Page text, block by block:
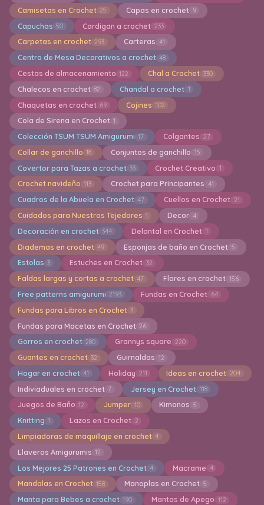
Camisetas en Crochet 25 Capas en crochet 9
Capuchas 50 Cardigan a crochet 233
Carpetas en crochet 293 Carteras 41
Centro de Mesa Decorativos a crochet 48
Cestas de almacenamiento 122 Chal a Crochet 330
Chalecos en crochet 82 Chandal a crochet 1
Chaquetas en crochet 69 Cojines 102
Cola de Sirena en Crochet 1
Colección TSUM TSUM Amigurumi 17 Colgantes 27
Collar de ganchillo 18 Conjuntos de ganchillo 15
Covertor para Tazas a crochet 33 Crochet Creativo 1
Crochet navideño 113 Crochet para Principantes 41
Cuadros de la Abuela en Crochet 47 Cuellos en Crochet 21
Cuidados para Nuestros Tejedores 1 Decor 4
Decoración en crochet 344 Delantal en Crochet 1
Diademas en crochet 49 Esponjas de baño en Crochet 5
Estolas 3 Estuches en Crochet 32
Faldas largas y cortas a crochet 47 Flores en crochet 156
Free patterns amigurumi 2193 Fundas en Crochet 64
Fundas para Libros en Crochet 3
Fundas para Macetas en Crochet 26
Gorros en crochet 280 Grannys square 220
Guantes en crochet 32 Guirnaldas 12
Hogar en crochet 41 Holiday 211 Ideas en crochet 204
Indiviaduales en crochet 7 Jersey en Crochet 118
Juegos de Baño 12 Jumper 10 Kimonos 5
Knitting 1 Lazos en Crochet 2
Limpiadoras de maquillaje en crochet 4
Llaveros Amigurumis 12
Los Mejores 25 Patrones en Crochet 4 Macrame 4
Mandalas en Crochet 158 Manoplas en Crochet 5
Manta para Bebes a crochet 190 Mantas de Apego 112